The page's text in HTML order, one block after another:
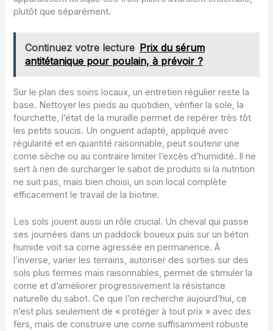
plutôt que séparément.
Continuez votre lecture Prix du sérum
antitétanique pour poulain, à prévoir ?
Sur le plan des soins locaux, un entretien régulier reste la
base. Nettoyer les pieds au quotidien, vérifier la sole, la
fourchette, l’état de la muraille permet de repérer très tôt
les petits soucis. Un onguent adapté, appliqué avec
régularité et en quantité raisonnable, peut soutenir une
corne sèche ou au contraire limiter l’excès d’humidité. Il ne
sert à rien de surcharger le sabot de produits si la nutrition
ne suit pas, mais bien choisi, un soin local complète
efficacement le travail de la biotine.
Les sols jouent aussi un rôle crucial. Un cheval qui passe
ses journées dans un paddock boueux puis sur un béton
humide voit sa corne agressée en permanence. À
l’inverse, varier les terrains, autoriser des sorties sur des
sols plus fermes mais raisonnables, permet de stimuler la
corne et d’améliorer progressivement la résistance
naturelle du sabot. Ce que l’on recherche aujourd’hui, ce
n’est plus seulement de « protéger à tout prix » avec des
fers, mais de construire une corne suffisamment robuste